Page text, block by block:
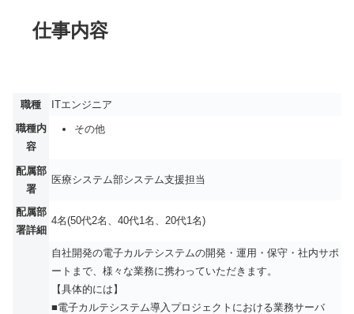
仕事内容
職種
ITエンジニア
職種内
容
その他
配属部
署
医療システム部システム支援担当
配属部
署詳細
4名(50代2名、40代1名、20代1名)
自社開発の電子カルテシステムの開発・運用・保守・社内サポ
ートまで、様々な業務に携わっていただきます。
【具体的には】
■電子カルテシステム導入プロジェクトにおける業務サーバ